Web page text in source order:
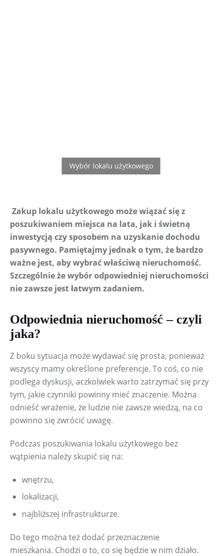
poszukiwaniem miejsca na lata, jak i świetną
inwestycją czy sposobem na uzyskanie dochodu
pasywnego. Pamiętajmy jednak o tym, że bardzo
ważne jest, aby wybrać właściwą nieruchomość.
Szczególnie że wybór odpowiedniej nieruchomości
nie zawsze jest łatwym zadaniem.
Odpowiednia nieruchomość – czyli
jaka?
Z boku sytuacja może wydawać się prosta, ponieważ
wszyscy mamy określone preferencje. To coś, co nie
podlega dyskusji, aczkolwiek warto zatrzymać się przy
tym, jakie czynniki powinny mieć znaczenie. Można
odnieść wrażenie, że ludzie nie zawsze wiedzą, na co
powinno się zwrócić uwagę.
Podczas poszukiwania lokalu użytkowego bez
wątpienia należy skupić się na:
wnętrzu,
lokalizacji,
najbliższej infrastrukturze.
Do tego można też dodać przeznaczenie
mieszkania. Chodzi o to, co się będzie w nim działo.